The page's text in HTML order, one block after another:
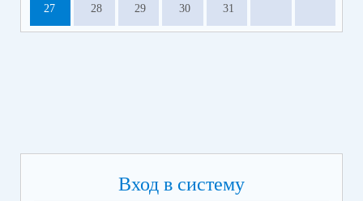
27 28 29 30 31
Вход в систему